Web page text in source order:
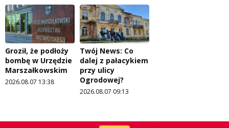
Groził, że podłoży
bombę w Urzędzie
Marszałkowskim
2026.08.07 13:38
Twój News: Co
dalej z pałacykiem
przy ulicy
Ogrodowej?
2026.08.07 09:13